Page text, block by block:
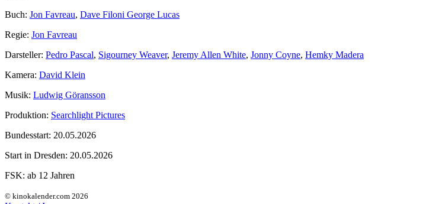
Buch: Jon Favreau, Dave Filoni George Lucas
Regie: Jon Favreau
Darsteller: Pedro Pascal, Sigourney Weaver, Jeremy Allen White, Jonny Coyne, Hemky Madera
Kamera: David Klein
Musik: Ludwig Göransson
Produktion: Searchlight Pictures
Bundesstart: 20.05.2026
Start in Dresden: 20.05.2026
FSK: ab 12 Jahren
© kinokalender.com 2026